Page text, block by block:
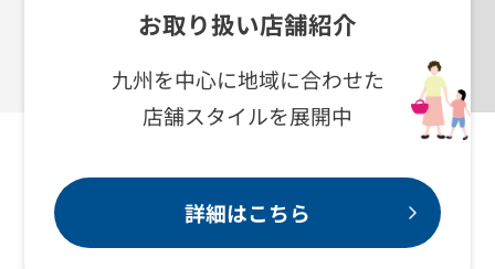
お取り扱い店舗紹介
九州を中心に地域に合わせた
店舗スタイルを展開中
詳細はこちら